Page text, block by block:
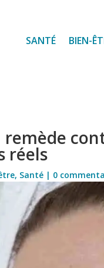
SANTÉ BIEN-
réels
, Santé | 0